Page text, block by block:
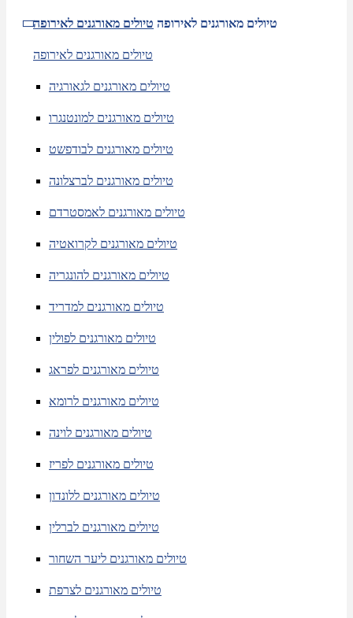
טיולים מאורגנים לאירופה טיולים מאורגנים לאירופה
טיולים מאורגנים לאירופה
טיולים מאורגנים לגאורגיה
טיולים מאורגנים למונטנגרו
טיולים מאורגנים לבודפשט
טיולים מאורגנים לברצלונה
טיולים מאורגנים לאמסטרדם
טיולים מאורגנים לקרואטיה
טיולים מאורגנים להונגריה
טיולים מאורגנים למדריד
טיולים מאורגנים לפולין
טיולים מאורגנים לפראג
טיולים מאורגנים לרומא
טיולים מאורגנים לוינה
טיולים מאורגנים לפריז
טיולים מאורגנים ללונדון
טיולים מאורגנים לברלין
טיולים מאורגנים ליער השחור
טיולים מאורגנים לצרפת